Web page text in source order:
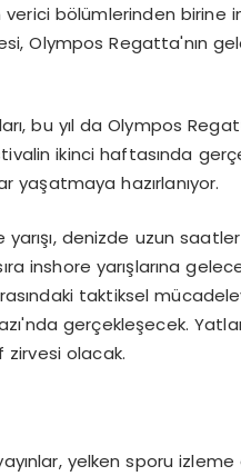
bölümlerinden birine
Olympos Regatta'nın
bu yıl da Olympos
ikinci haftasında
yaşatmaya hazırlanıyor.
denizde uzun
inshore yarışlarına
taktiksel
gerçekleşecek.
zirvesi olacak.
yelken sporu